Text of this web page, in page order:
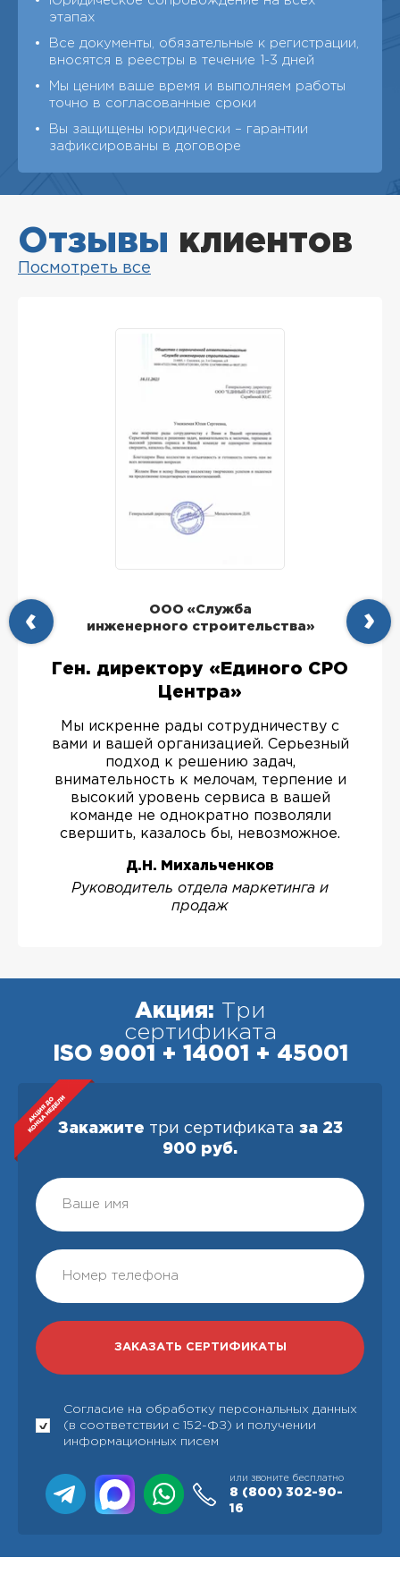
этапах
Все документы, обязательные к регистрации,
вносятся в реестры в течение 1-3 дней
Мы ценим ваше время и выполняем работы
точно в согласованные сроки
Вы защищены юридически – гарантии
зафиксированы в договоре
Отзывы клиентов
Посмотреть все
ООО «Служба
инженерного строительства»
Ген. директору «Единого СРО
Центра»
Мы искренне рады сотрудничеству с
вами и вашей организацией. Серьезный
подход к решению задач,
внимательность к мелочам, терпение и
высокий уровень сервиса в вашей
команде не однократно позволяли
свершить, казалось бы, невозможное.
Д.Н. Михальченков
Руководитель отдела маркетинга и
продаж
Акция: Три
сертификата
ISO 9001 + 14001 + 45001
Закажите три сертификата за 23
900 руб.
Согласие на обработку персональных данных
(в соответствии с 152-ФЗ) и получении
информационных писем
или звоните бесплатно
8 (800) 302-90-
16